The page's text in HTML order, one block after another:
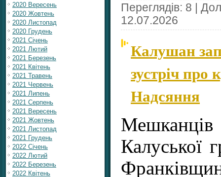
2020 Вересень
2020 Жовтень
2020 Листопад
2020 Грудень
2021 Січень
2021 Лютий
2021 Березень
2021 Квітень
2021 Травень
2021 Червень
2021 Липень
2021 Серпень
2021 Вересень
2021 Жовтень
2021 Листопад
2021 Грудень
2022 Січень
2022 Лютий
2022 Березень
2022 Квітень
Переглядів: 8 |
12.07.2026
Калушан
зустріч про
Надсяння
Калуської